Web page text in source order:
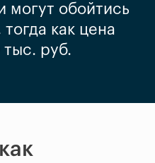
могут обойтись
как цена
руб.